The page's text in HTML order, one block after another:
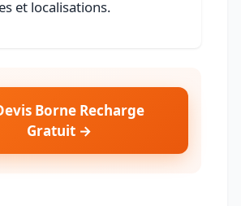
et localisations.
Borne Recharge
Gratuit →